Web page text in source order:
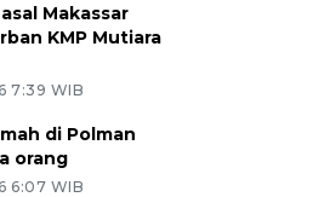
Makassar
KMP Mutiara
7:39 WIB
di Polman
orang
6:07 WIB